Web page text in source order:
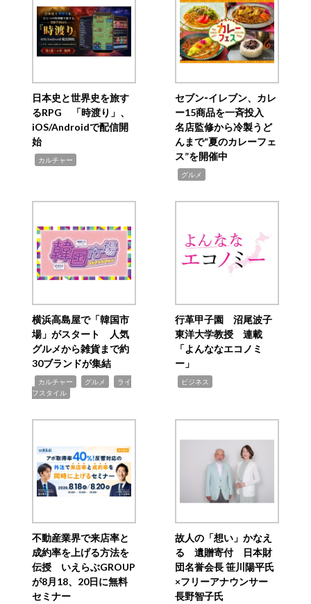
日本史と世界史を旅す
るRPG 「時渡り」、
iOS/Androidで配信開
始
カルチャー
セブン‐イレブン、カレ
ー15商品を一斉投入
名店監修から冷製うど
んまで“夏のカレーフェ
ス”を開催中
グルメ
横浜高島屋で「韓国市
場」がスタート 人気
グルメから雑貨まで約
30ブランドが集結
カルチャー グルメ
ライ
フスタイル
行革甲子園 沼尾波子
東洋大学教授 連載
「よんななエコノミ
ー」
ビジネス
不動産業界で来店率と
成約率を上げる方法を
伝授 いえらぶGROUP
が8月18、20日に無料
セミナー
故人の「想い」かなえ
る 遺贈寄付 日本財
団名誉会長 笹川陽平氏
×フリーアナウンサー
長野智子氏